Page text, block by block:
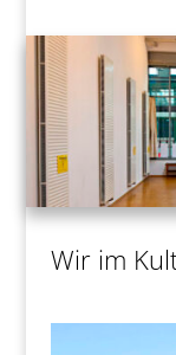
Wir im